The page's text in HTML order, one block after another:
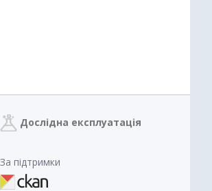
Дослідна експлуатація
За підтримки